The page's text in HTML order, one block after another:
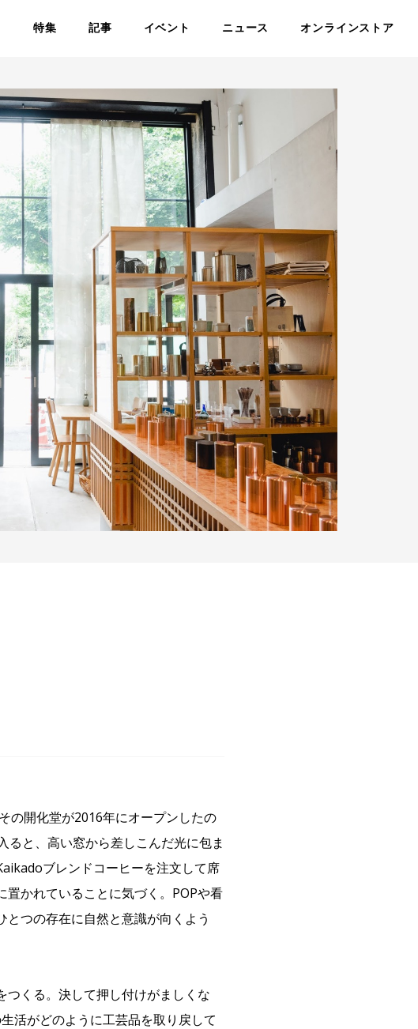
特集 記事 イベント ニュース オンラインストア
の開化堂が2016年にオープンしたの
と、高い窓から差しこんだ光に包ま
ブレンドコーヒーを注文して席
かれていることに気づく。POPや看
つの存在に自然と意識が向くよう
くる。決して押し付けがましくな
活がどのように工芸品を取り戻して